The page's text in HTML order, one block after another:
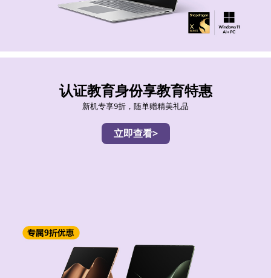
认证教育身份享教育特惠
新机专享9折，随单赠精美礼品
立即查看>